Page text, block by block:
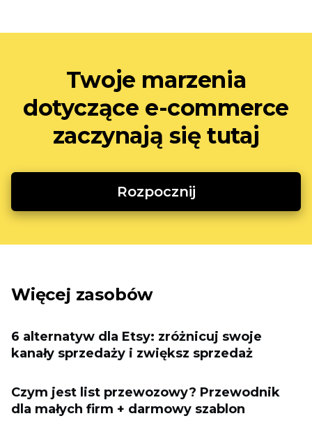
Twoje marzenia
dotyczące e-commerce
zaczynają się tutaj
Rozpocznij
Więcej zasobów
6 alternatyw dla Etsy: zróżnicuj swoje
kanały sprzedaży i zwiększ sprzedaż
Czym jest list przewozowy? Przewodnik
dla małych firm + darmowy szablon